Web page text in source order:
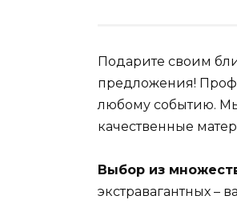
Подарите своим
предложения!
любому событию.
качественные
Выбор из
экстравагантных –